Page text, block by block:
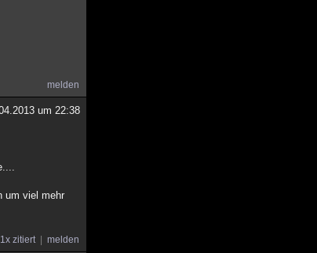
melden
um 22:38
um viel mehr
1x zitiert melden